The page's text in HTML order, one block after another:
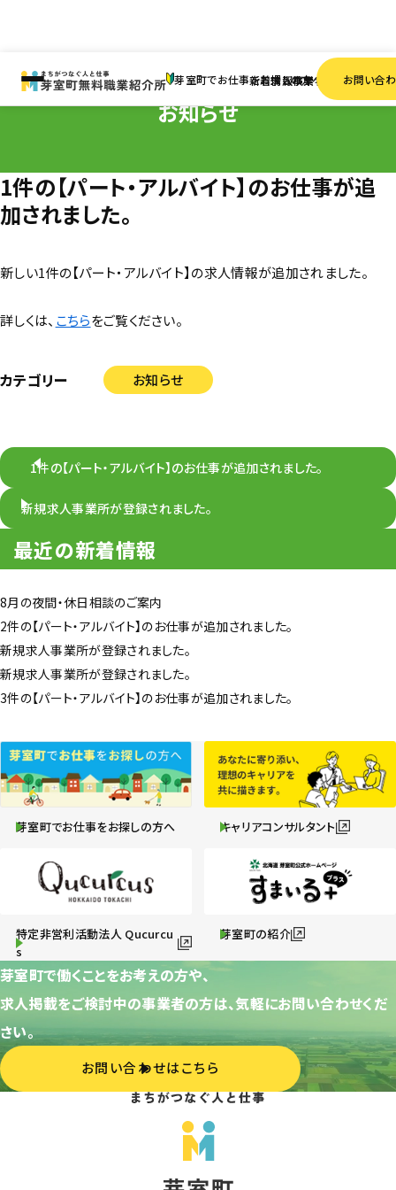
芽室町でお仕事をお探しの方へ
新着情報求人検索事業者一覧お問い合
1件の【パート・アルバイト】のお仕事が追加されました。
お知らせ
1件の【パート・アルバイト】のお仕事が追
加されました。
新しい1件の【パート・アルバイト】の求人情報が追加されました。
詳しくは、 こちらをご覧ください。
カテゴリー お知らせ
1件の【パート・アルバイト】のお仕事が追加されました。
新規求人事業所が登録されました。
最近の新着情報
8月の夜間・休日相談のご案内
2件の【パート・アルバイト】のお仕事が追加されました。
新規求人事業所が登録されました。
新規求人事業所が登録されました。
3件の【パート・アルバイト】のお仕事が追加されました。
芽室町でお仕事をお探しの方へ キャリアコンサルタント
特定非営利活動法人 Qucurcu
s
芽室町の紹介
芽室町で働くことをお考えの方や、
求人掲載をご検討中の事業者の方は、気軽にお問い合わせくだ
さい。
お問い合わせはこちら